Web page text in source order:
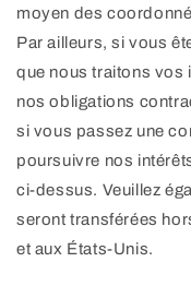
moyen des
Par ailleurs, si vous
que nous traitons vos
nos obligations
si vous passez une
poursuivre nos
ci-dessus. Veuillez
seront transférées
et aux États-Unis.